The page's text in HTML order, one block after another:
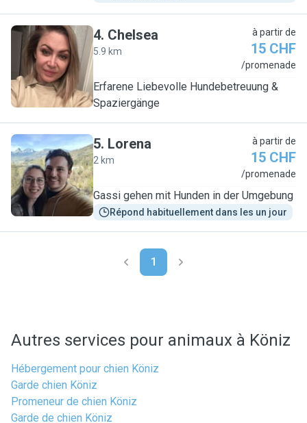
C
4. Chelsea
5.9 km
à partir de
15 CHF
/promenade
Erfarene Liebevolle Hundebetreuung &
Spaziergänge
L
5. Lorena
2 km
à partir de
15 CHF
/promenade
Gassi gehen mit Hunden in der Umgebung
Répond habituellement dans les un jour
1
Autres services pour animaux à Köniz
Hébergement pour chien Köniz
Garde chien Köniz
Promeneur de chien Köniz
Garde de chien Köniz